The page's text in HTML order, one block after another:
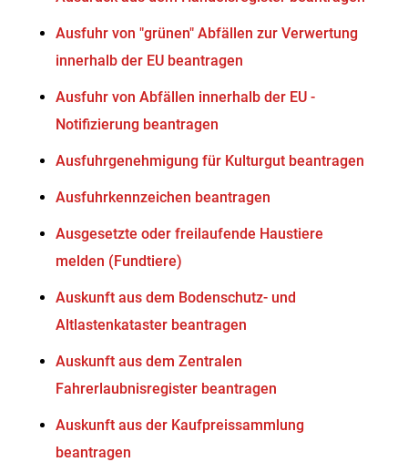
Ausfuhr von "grünen" Abfällen zur Verwertung
innerhalb der EU beantragen
Ausfuhr von Abfällen innerhalb der EU -
Notifizierung beantragen
Ausfuhrgenehmigung für Kulturgut beantragen
Ausfuhrkennzeichen beantragen
Ausgesetzte oder freilaufende Haustiere
melden (Fundtiere)
Auskunft aus dem Bodenschutz- und
Altlastenkataster beantragen
Auskunft aus dem Zentralen
Fahrerlaubnisregister beantragen
Auskunft aus der Kaufpreissammlung
beantragen